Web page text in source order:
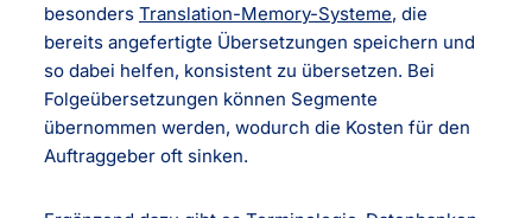
besondersTranslation-Memory-Systeme, die
bereits angefertigte Übersetzungen speichern und
so dabei helfen, konsistent zu übersetzen. Bei
Folgeübersetzungen können Segmente
übernommen werden, wodurch die Kosten für den
Auftraggeber oft sinken.